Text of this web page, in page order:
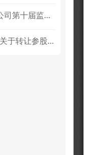
二次会议决议公告
权暨关联交易的补充公告